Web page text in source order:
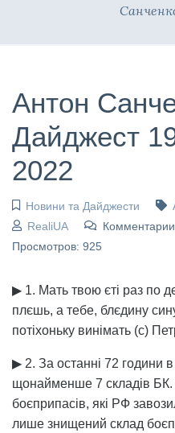
Антон
Дайджест
2022
Новини та Дайджести
RealiUA
Просмотров: 925
▶ 1. Мать твою єті раз по
плєшь, а тебе, блєдину
потіхоньку винімать (с)
▶ 2. За останні 72
щонайменше 7 складів БК.
боєприпасів, які РФ
лише знищений склад